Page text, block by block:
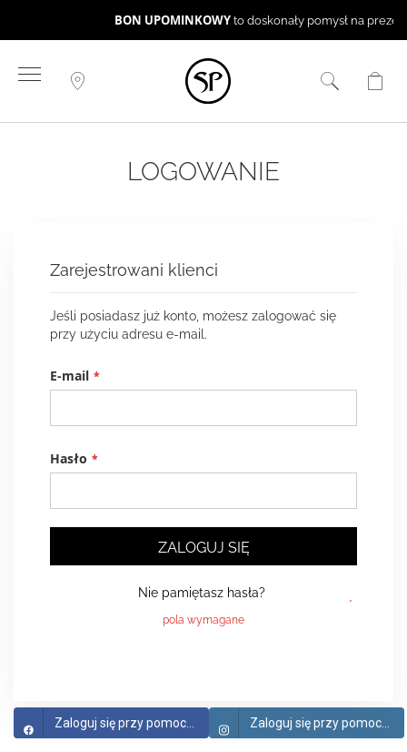
BON UPOMINKOWYto doskonały pomysł na prezent ☻
do
treści
LOGOWANIE
Zarejestrowani klienci
Jeśli posiadasz już konto, możesz zalogować się
przy użyciu adresu e-mail.
E-mail
Hasło
ZALOGUJ SIĘ
Nie pamiętasz hasła?
Zaloguj się przy pomocy Facebook Zaloguj się przy pomocy Instagram